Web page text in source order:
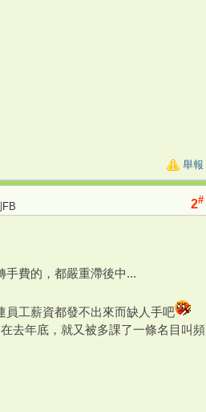
舉報
2#
FB
手費的，都嚴重滯後中...
員工薪資都發不出來而缺人手吧
去年底，就又被多課了一條名目叫頻